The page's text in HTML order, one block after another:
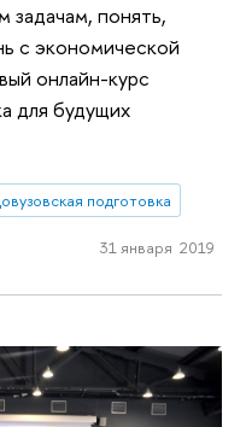
задачам, понять,
с экономической
онлайн-курс
для будущих
подготовка
31 января 2019